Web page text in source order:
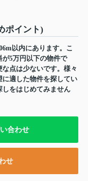
ポイント)
以内にあります。こ
5万円以下の物件で
点は少ないです。様々
適した物件を探してい
しをはじめてみません
合わせ
せ